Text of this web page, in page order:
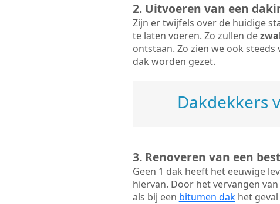
2. Uitvoeren van een
Zijn er twijfels over de huidige
te laten voeren. Zo zullen de
ontstaan. Zo zien we ook
dak worden gezet.
Dakdekkers
3. Renoveren van een
Geen 1 dak heeft het eeuwige
hiervan. Door het vervangen
als bij een bitumen dakhet geval